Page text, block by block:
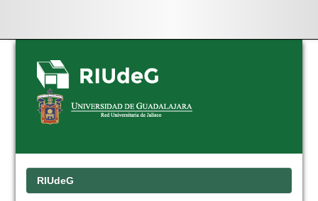
Skip
navigation
RIUdeG